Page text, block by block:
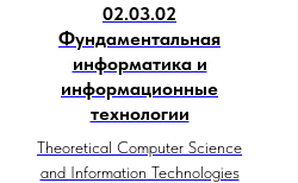
02.03.02
Фундаментальная
информатика и
информационные
технологии
Theoretical Computer Science
and Information Technologies